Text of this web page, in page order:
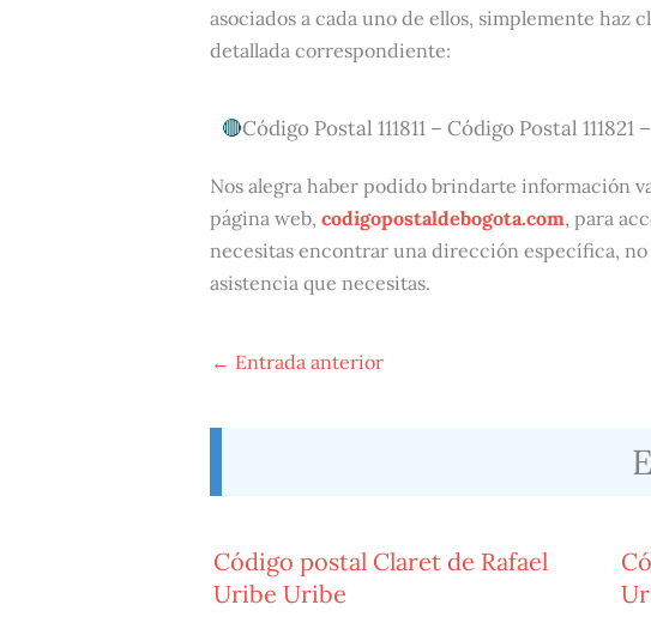
asociados a cada uno de ellos, simplemente
detallada correspondiente:
Código Postal 111811 – Código Postal 111821
Nos alegra haber podido brindarte información
página web, codigopostaldebogota.com, para
necesitas encontrar una dirección específica,
asistencia que necesitas.
← Entrada anterior
Código postal Claret de Rafael
Uribe Uribe